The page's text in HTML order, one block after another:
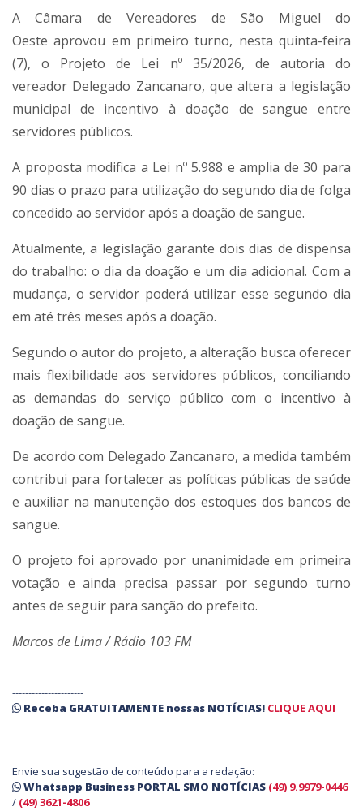
A Câmara de Vereadores deSão Miguel do
Oeste aprovou em primeiro turno, nesta quinta-feira
(7), o Projeto de Lei nº 35/2026, de autoria do
vereador Delegado Zancanaro, que altera a legislação
municipal de incentivo à doação de sangue entre
servidores públicos.
A proposta modifica a Lei nº 5.988 e amplia de 30 para
90 dias o prazo para utilização do segundo dia de folga
concedido ao servidor após a doação de sangue.
Atualmente, a legislação garante dois dias de dispensa
do trabalho: o dia da doação e um dia adicional. Com a
mudança, o servidor poderá utilizar esse segundo dia
em até três meses após a doação.
Segundo o autor do projeto, a alteração busca oferecer
mais flexibilidade aos servidores públicos, conciliando
as demandas do serviço público com o incentivo à
doação de sangue.
De acordo com Delegado Zancanaro, a medida também
contribui para fortalecer as políticas públicas de saúde
e auxiliar na manutenção dos estoques dos bancos de
sangue.
O projeto foi aprovado por unanimidade em primeira
votação e ainda precisa passar por segundo turno
antes de seguir para sanção do prefeito.
Marcos de Lima / Rádio 103 FM
----------------------
Receba GRATUITAMENTE nossas NOTÍCIAS! CLIQUE AQUI
----------------------
Envie sua sugestão de conteúdo para a redação:
Whatsapp Business PORTAL SMO NOTÍCIAS (49) 9.9979-0446
/ (49) 3621-4806